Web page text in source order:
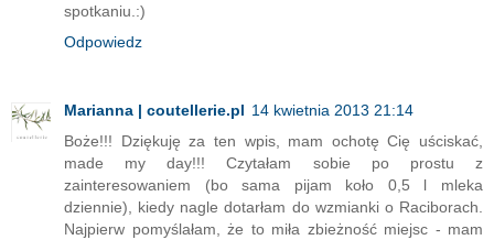
spotkaniu.:)
Odpowiedz
Marianna | coutellerie.pl 14 kwietnia 2013 21:14
Boże!!! Dziękuję za ten wpis, mam ochotę Cię uściskać,
made my day!!! Czytałam sobie po prostu z
zainteresowaniem (bo sama pijam koło 0,5 l mleka
dziennie), kiedy nagle dotarłam do wzmianki o Raciborach.
Najpierw pomyślałam, że to miła zbieżność miejsc - mam